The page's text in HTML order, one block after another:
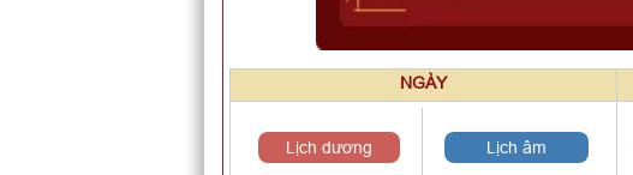
NGÀY
Lịch dương Lịch âm